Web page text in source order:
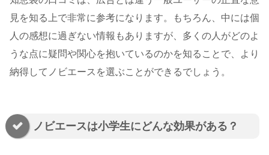
見を知る上で非常に参考になります。もちろん、中には個
人の感想に過ぎない情報もありますが、多くの人がどのよ
うな点に疑問や関心を抱いているのかを知ることで、より
納得してノビエースを選ぶことができるでしょう。
ノビエースは小学生にどんな効果がある？